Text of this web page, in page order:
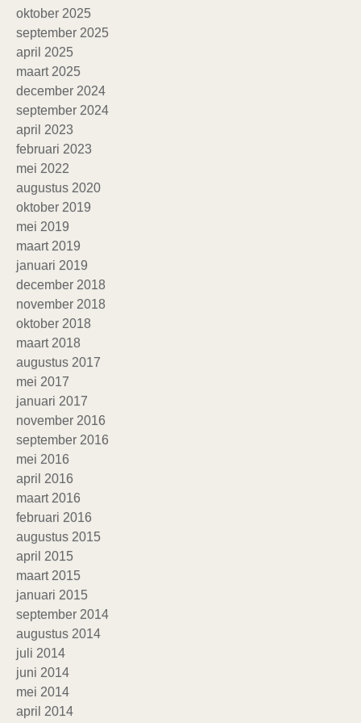
oktober 2025
september 2025
april 2025
maart 2025
december 2024
september 2024
april 2023
februari 2023
mei 2022
augustus 2020
oktober 2019
mei 2019
maart 2019
januari 2019
december 2018
november 2018
oktober 2018
maart 2018
augustus 2017
mei 2017
januari 2017
november 2016
september 2016
mei 2016
april 2016
maart 2016
februari 2016
augustus 2015
april 2015
maart 2015
januari 2015
september 2014
augustus 2014
juli 2014
juni 2014
mei 2014
april 2014